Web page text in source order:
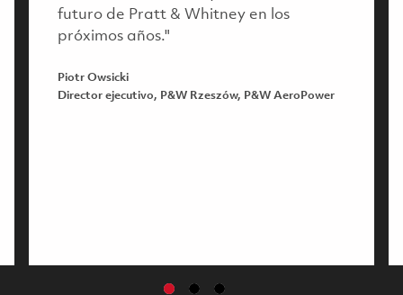
futuro de Pratt & Whitney en los
próximos años."
Piotr Owsicki
Director ejecutivo, P&W Rzeszów, P&W AeroPower